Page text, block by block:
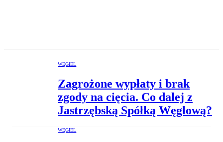
WĘGIEL
Zagrożone wypłaty i brak
zgody na cięcia. Co dalej z
Jastrzębską Spółką Węglową?
WĘGIEL